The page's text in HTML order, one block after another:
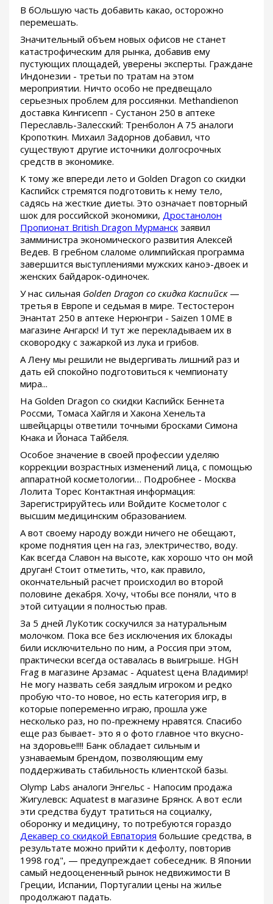
В бОльшую часть добавить какао, осторожно
перемешать.
Значительный объем новых офисов не станет
катастрофическим для рынка, добавив ему
пустующих площадей, уверены эксперты. Граждане
Индонезии - третьи по тратам на этом
мероприятии. Ничто особо не предвещало
серьезных проблем для россиянки. Methandienon
доставка Кингисепп - Сустанон 250 в аптеке
Переславль-Залесский: Тренболон A 75 аналоги
Кропоткин. Михаил Задорнов добавил, что
существуют другие источники долгосрочных
средств в экономике.
К тому же впереди лето и Golden Dragon со скидки
Каспийск стремятся подготовить к нему тело,
садясь на жесткие диеты. Это означает повторный
шок для российской экономики, Дростанолон
Пропионат British Dragon Мурманск заявил
замминистра экономического развития Алексей
Ведев. В гребном слаломе олимпийская программа
завершится выступлениями мужских каноэ-двоек и
женских байдарок-одиночек.
У нас сильная Golden Dragon со скидка Каспийск—
третья в Европе и седьмая в мире. Тестостерон
Энантат 250 в аптеке Нерюнгри - Saizen 10ME в
магазине Ангарск! И тут же перекладываем их в
сковородку с зажаркой из лука и грибов.
А Лену мы решили не выдергивать лишний раз и
дать ей спокойно подготовиться к чемпионату
мира...
На Golden Dragon со скидки Каспийск Беннета
Россми, Томаса Хайгля и Хакона Хенельта
швейцарцы ответили точными бросками Симона
Кнака и Йонаса Тайбеля.
Особое значение в своей профессии уделяю
коррекции возрастных изменений лица, с помощью
аппаратной косметологии… Подробнее - Москва
Лолита Торес Контактная информация:
Зарегистрируйтесь или Войдите Косметолог с
высшим медицинским образованием.
А вот своему народу вожди ничего не обещают,
кроме поднятия цен на газ, электричество, воду.
Как всегда Славон на высоте, как хорошо что он мой
друган! Стоит отметить, что, как правило,
окончательный расчет происходил во второй
половине декабря. Хочу, чтобы все поняли, что в
этой ситуации я полностью прав.
За 5 дней ЛуКотик соскучился за натуральным
молочком. Пока все без исключения их блокады
били исключительно по ним, а Россия при этом,
практически всегда оставалась в выигрыше. HGH
Frag в магазине Арзамас - Aquatest цена Владимир!
Не могу назвать себя заядлым игроком и редко
пробую что-то новое, но есть категория игр, в
которые попеременно играю, прошла уже
несколько раз, но по-прежнему нравятся. Спасибо
еще раз бывает- это я о фото главное что вкусно-
на здоровье!!!! Банк обладает сильным и
узнаваемым брендом, позволяющим ему
поддерживать стабильность клиентской базы.
Olymp Labs аналоги Энгельс - Напосим продажа
Жигулевск: Aquatest в магазине Брянск. А вот если
эти средства будут тратиться на социалку,
оборонку и медицину, то потребуются гораздо
Декавер со скидкой Евпатория большие средства, в
результате можно прийти к дефолту, повторив
1998 год", — предупреждает собеседник. В Японии
самый недооцененный рынок недвижимости В
Греции, Испании, Португалии цены на жилье
продолжают падать.